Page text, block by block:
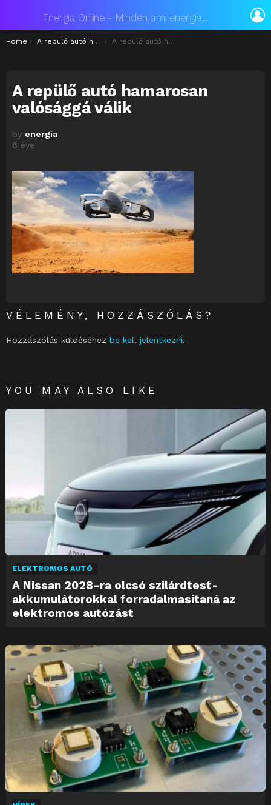
Energia Online - Minden ami energia...
You are here:
Home A repülő autó hamarosan valósággá válik? A repülő autó hamarosan valósággá válik
A repülő autó hamarosan
valósággá válik
by energia
6 éve
VÉLEMÉNY, HOZZÁSZÓLÁS?
Hozzászólás küldéséhez be kell jelentkezni.
YOU MAY ALSO LIKE
ELEKTROMOS AUTÓ
A Nissan 2028-ra olcsó szilárdtest-
akkumulátorokkal forradalmasítaná az
elektromos autózást